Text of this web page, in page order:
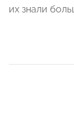
их знали